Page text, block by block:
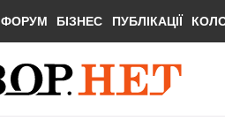
ФОРУМ БІЗНЕС ПУБЛІКАЦІЇ